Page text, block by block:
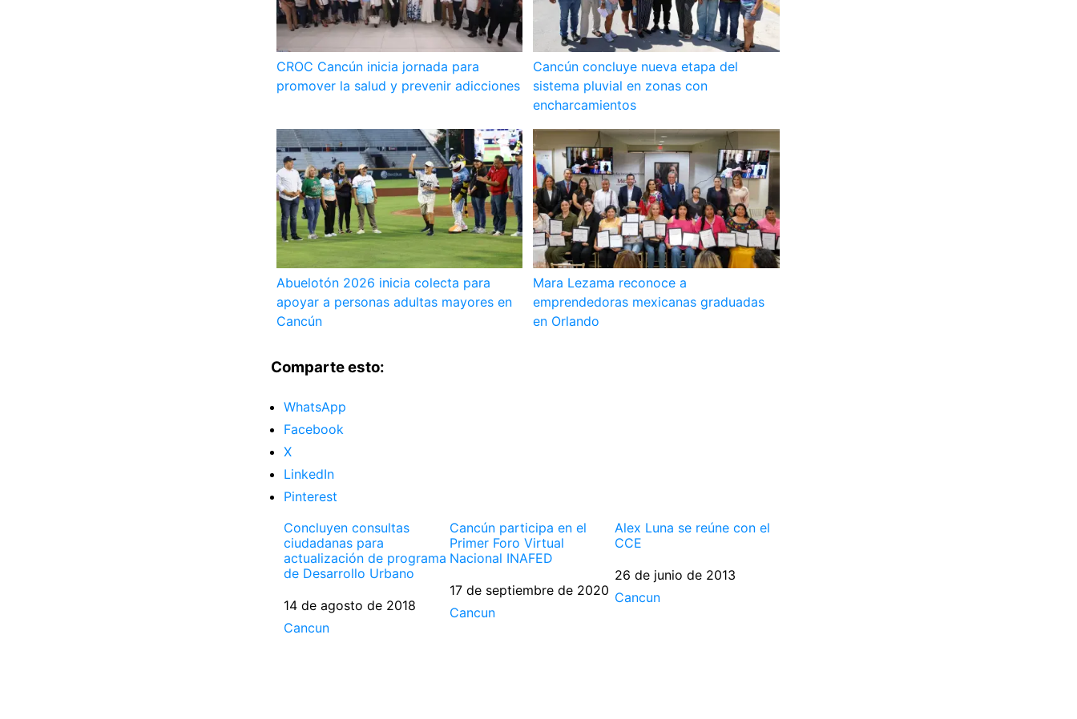
CROC Cancún inicia jornada para
promover la salud y prevenir adicciones
Cancún concluye nueva etapa del
sistema pluvial en zonas con
encharcamientos
Abuelotón 2026 inicia colecta para
apoyar a personas adultas mayores en
Cancún
Mara Lezama reconoce a
emprendedoras mexicanas graduadas
en Orlando
Comparte esto:
WhatsApp
Facebook
X
LinkedIn
Pinterest
Concluyen consultas
ciudadanas para
actualización de programa
de Desarrollo Urbano
Fecha
14 de agosto de 2018
Respecto a
Cancun
Cancún participa en el
Primer Foro Virtual
Nacional INAFED
Fecha
17 de septiembre de 2020
Respecto a
Cancun
Alex Luna se reúne con el
CCE
Fecha
26 de junio de 2013
Respecto a
Cancun